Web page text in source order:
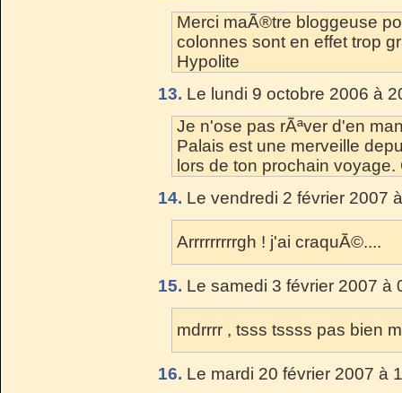
Merci maÃ®tre bloggeuse
colonnes sont en effet trop
Hypolite
13. Le lundi 9 octobre 2006 à
Je n'ose pas rÃªver d'en
Palais est une merveille
lors de ton prochain
14. Le vendredi 2 février 2007
Arrrrrrrrrgh ! j'ai craquÃ©....
15. Le samedi 3 février 2007 à
mdrrrr , tsss tssss pas bien
16. Le mardi 20 février 2007 à